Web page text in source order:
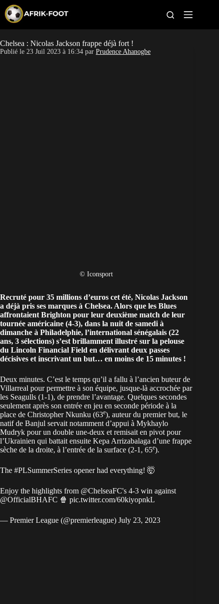
p
o
c
CAN féminine
Chelsea : Nicolas Jackson frappe déjà fort !
Publié le 23 Juil 2023 à 16:34 par Prudence Ahanogbe
© Iconsport
Recruté pour 35 millions d’euros cet été, Nicolas Jackson
a déjà pris ses marques à Chelsea. Alors que les Blues
affrontaient Brighton pour leur deuxième match de leur
tournée américaine (4-3), dans la nuit de samedi à
dimanche à Philadelphie, l’international sénégalais (22
ans, 3 sélections) s’est brillamment illustré sur la pelouse
du Lincoln Financial Field en délivrant deux passes
décisives et inscrivant un but… en moins de 15 minutes !
Deux minutes. C’est le temps qu’il a fallu à l’ancien buteur de
Villarreal pour permettre à son équipe, jusque-là accrochée par
les Seagulls (1-1), de prendre l’avantage. Quelques secondes
seulement après son entrée en jeu en seconde période à la
place de Christopher Nkunku (63e), auteur du premier but, le
natif de Banjul servait notamment d’appui à Mykhaylo
Mudryk pour un double une-deux et remisait en pivot pour
l’Ukrainien qui battait ensuite Kepa Arrizabalaga d’une frappe
sèche de la droite, à l’entrée de la surface (2-1, 65e).
The #PLSummerSeries opener had everything! 🤯
Enjoy the highlights from @ChelseaFC's 4-3 win against
@OfficialBHAFC 🍿 pic.twitter.com/60kiyopnkL
— Premier League (@premierleague) July 23, 2023